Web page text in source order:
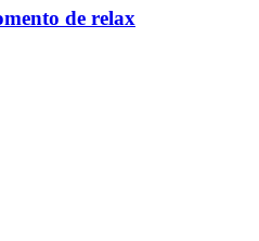
de relax